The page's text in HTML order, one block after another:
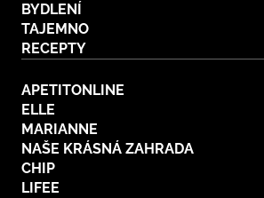
BYDLENÍ
TAJEMNO
RECEPTY
APETITONLINE
ELLE
MARIANNE
NAŠE KRÁSNÁ ZAHRADA
CHIP
LIFEE